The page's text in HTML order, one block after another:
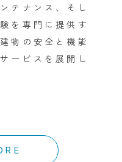
テナンス、そし
を専門に提供す
物の安全と機能
ービスを展開し